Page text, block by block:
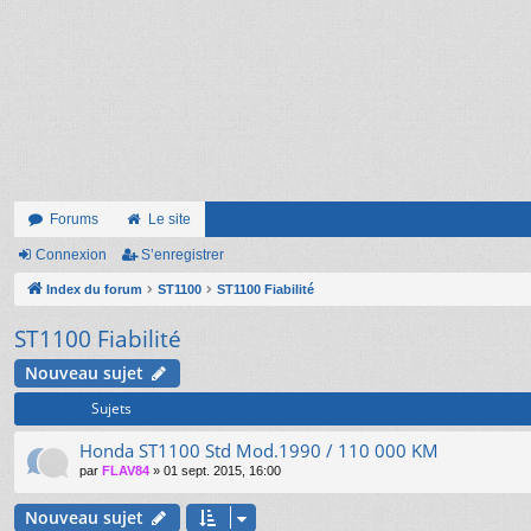
Forums Le site
Connexion S’enregistrer
Index du forum ST1100 ST1100 Fiabilité
ST1100 Fiabilité
Nouveau sujet
Sujets
Honda ST1100 Std Mod.1990 / 110 000 KM
par FLAV84 » 01 sept. 2015, 16:00
Nouveau sujet